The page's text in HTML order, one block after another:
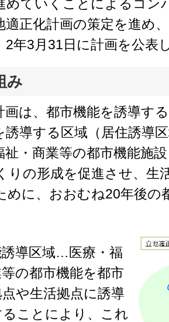
めていくことによるコン
適正化計画の策定を進め
2年3月31日に計画を公表
み
画は、都市機能を誘導す
誘導する区域（居住誘導
祉・商業等の都市機能施
りの形成を促進させ、生
めに、おおむね20年後の
導区域…医療・福
の都市機能を都市
や生活拠点に誘導
ることにより、これ